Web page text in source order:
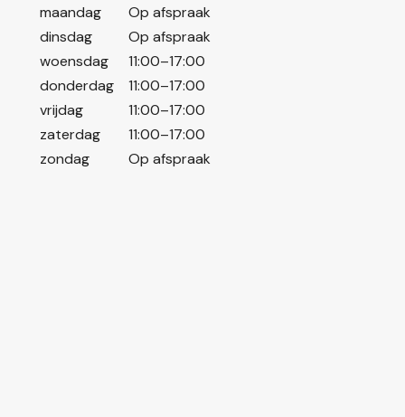
maandag
Op afspraak
dinsdag
Op afspraak
woensdag
11:00–17:00
donderdag
11:00–17:00
vrijdag
11:00–17:00
zaterdag
11:00–17:00
zondag
Op afspraak